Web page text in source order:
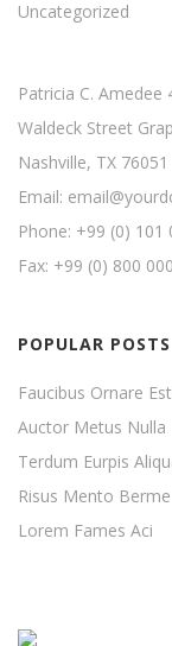
Uncategorized
Patricia C. Amedee
Waldeck Street
Nashville, TX 76051
Email:
Phone: +99 (0) 101
Fax: +99 (0) 800
POPULAR POSTS
Faucibus Ornare
Auctor Metus Nulla
Terdum Eurpis
Risus Mento Berme
Lorem Fames Aci